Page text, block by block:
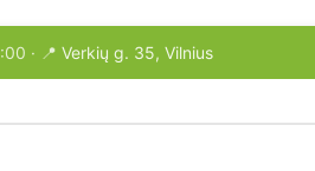
· 📍 Verkių g. 35, Vilnius